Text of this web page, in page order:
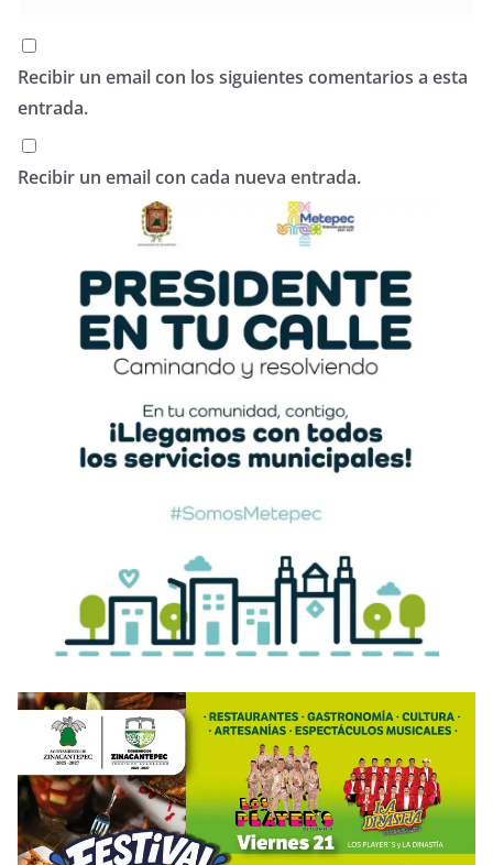
Recibir un email con los siguientes comentarios a esta
entrada.
Recibir un email con cada nueva entrada.